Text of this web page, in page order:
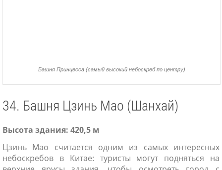
Башня Принцесса (самый высокий небоскреб по центру)
34. Башня Цзинь Мао (Шанхай)
Высота здания: 420,5 м
Цзинь Мао считается одним из самых интересных
небоскребов в Китае: туристы могут подняться на